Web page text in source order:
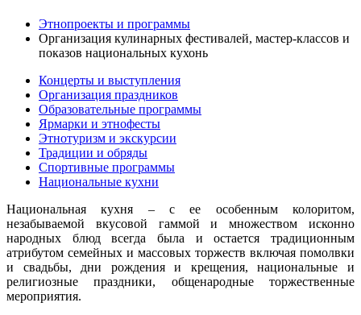
Этнопроекты и программы
Организация кулинарных фестивалей, мастер-классов и
показов национальных кухонь
Концерты и выступления
Организация праздников
Образовательные программы
Ярмарки и этнофесты
Этнотуризм и экскурсии
Традиции и обряды
Спортивные программы
Национальные кухни
Национальная кухня – с ее особенным колоритом,
незабываемой вкусовой гаммой и множеством исконно
народных блюд всегда была и остается традиционным
атрибутом семейных и массовых торжеств включая помолвки
и свадьбы, дни рождения и крещения, национальные и
религиозные праздники, общенародные торжественные
мероприятия.